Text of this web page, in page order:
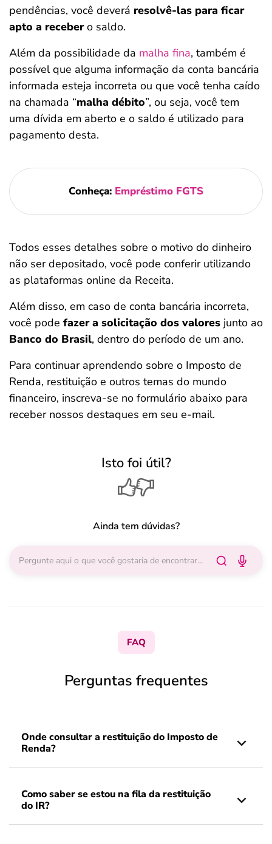
pendências, você deverá resolvê-las para ficar
apto a recebero saldo.
Além da possibilidade da malha fina, também é
possível que alguma informação da conta bancária
informada esteja incorreta ou que você tenha caído
na chamada “malha débito”, ou seja, você tem
uma dívida em aberto e o saldo é utilizado para
pagamento desta.
Conheça: Empréstimo FGTS
Todos esses detalhes sobre o motivo do dinheiro
não ser depositado, você pode conferir utilizando
as plataformas online da Receita.
Além disso, em caso de conta bancária incorreta,
você pode fazer a solicitação dos valores junto ao
Banco do Brasil, dentro do período de um ano.
Para continuar aprendendo sobre o Imposto de
Renda, restituição e outros temas do mundo
financeiro, inscreva-se no formulário abaixo para
receber nossos destaques em seu e-mail.
Isto foi útil?
Ainda tem dúvidas?
FAQ
Perguntas frequentes
Onde consultar a restituição do Imposto de
Renda?
Como saber se estou na fila da restituição
do IR?